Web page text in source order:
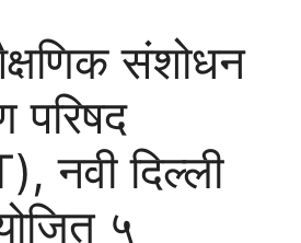
संशोधन
परिषद
नवी दिल्ली
५